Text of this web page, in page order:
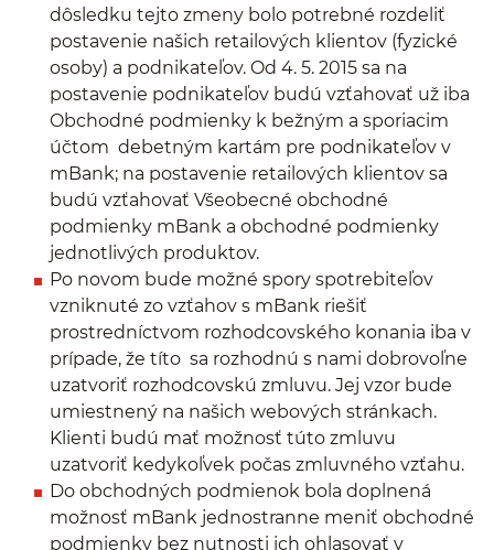
dôsledku tejto zmeny bolo potrebné rozdeliť
postavenie našich retailových klientov (fyzické
osoby) a podnikateľov. Od 4. 5. 2015 sa na
postavenie podnikateľov budú vzťahovať už iba
Obchodné podmienky k bežným a sporiacim
účtom debetným kartám pre podnikateľov v
mBank; na postavenie retailových klientov sa
budú vzťahovať Všeobecné obchodné
podmienky mBank a obchodné podmienky
jednotlivých produktov.
Po novom bude možné spory spotrebiteľov
vzniknuté zo vzťahov s mBank riešiť
prostredníctvom rozhodcovského konania iba v
prípade, že títo sa rozhodnú s nami dobrovoľne
uzatvoriť rozhodcovskú zmluvu. Jej vzor bude
umiestnený na našich webových stránkach.
Klienti budú mať možnosť túto zmluvu
uzatvoriť kedykoľvek počas zmluvného vzťahu.
Do obchodných podmienok bola doplnená
možnosť mBank jednostranne meniť obchodné
podmienky bez nutnosti ich ohlasovať v